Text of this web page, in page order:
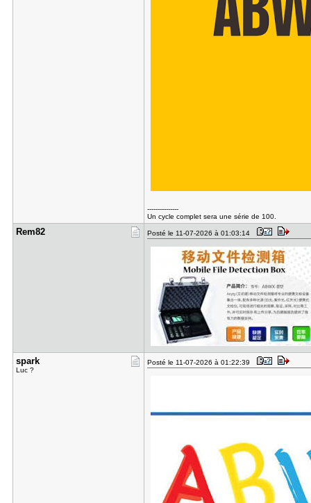
---------------
Un cycle complet sera une série de 100.
Rem82 Posté le 11-07-2026 à 01:03:14
spark
Luc ?
Posté le 11-07-2026 à 01:22:39